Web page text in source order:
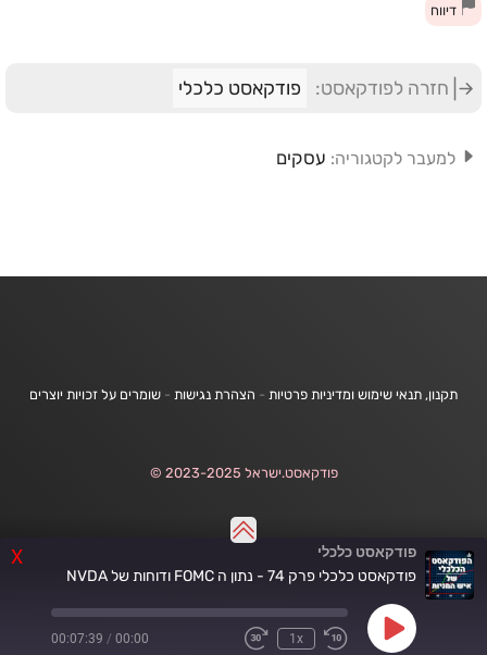
X פודקאסט כלכלי
פודקאסט כלכלי פרק 74 - נתון ה FOMC ודוחות של NVDA
Play
Rewind
1x
Fast
00:00
/
00:07:39
דיווח
חזרה לפודקאסט: פודקאסט כלכלי
למעבר לקטגוריה: עסקים
תקנון, תנאי שימוש ומדיניות פרטיות - הצהרת נגישות - שומרים על זכויות יוצרים
פודקאסט.ישראל 2023-2025 ©